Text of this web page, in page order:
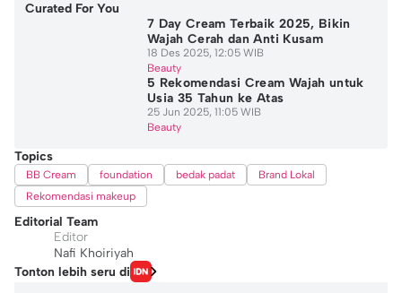
Curated For You
7 Day Cream Terbaik 2025, Bikin
Wajah Cerah dan Anti Kusam
18 Des 2025, 12:05 WIB
Beauty
5 Rekomendasi Cream Wajah untuk
Usia 35 Tahun ke Atas
25 Jun 2025, 11:05 WIB
Beauty
Topics
BB Cream foundation bedak padat
Brand Lokal
Rekomendasi makeup
Editorial Team
Editor
Nafi Khoiriyah
Tonton lebih seru di